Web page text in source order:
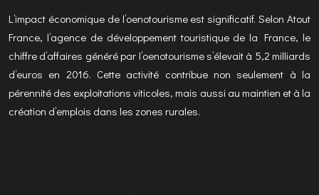
L’impact économique de l’oenotourisme est significatif. Selon Atout
France, l’agence de développement touristique de la France, le
chiffre d’affaires généré par l’oenotourisme s’élevait à 5,2 milliards
d’euros en 2016. Cette activité contribue non seulement à la
pérennité des exploitations viticoles, mais aussi au maintien et à la
création d’emplois dans les zones rurales.